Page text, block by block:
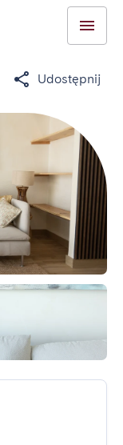
Udostępnij